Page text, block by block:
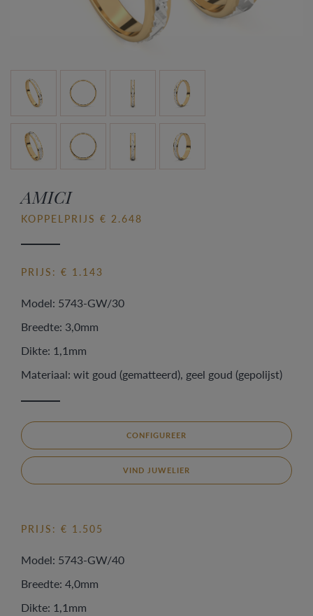
AMICI
KOPPELPRIJS € 2.648
PRIJS: € 1.143
Model: 5743-GW/30
Breedte: 3,0mm
Dikte: 1,1mm
Materiaal: wit goud (gematteerd), geel goud (gepolijst)
CONFIGUREER
VIND JUWELIER
PRIJS: € 1.505
Model: 5743-GW/40
Breedte: 4,0mm
Dikte: 1,1mm